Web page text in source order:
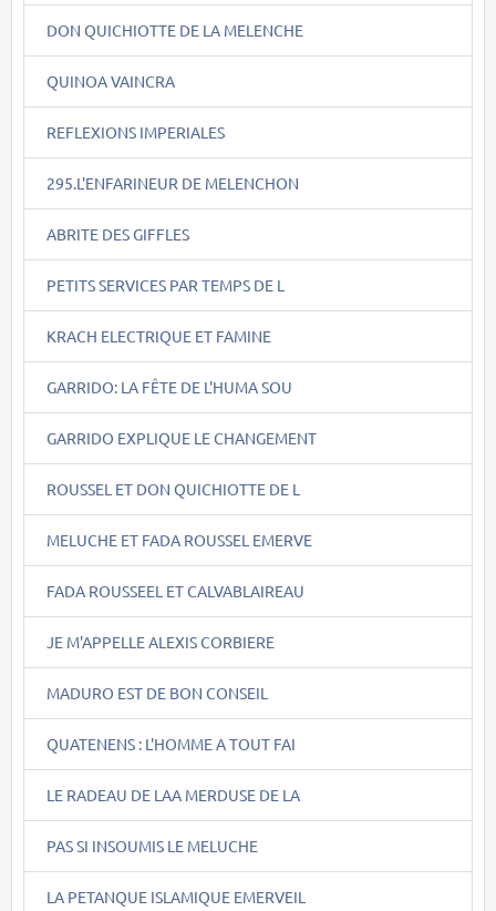
DON QUICHIOTTE DE LA MELENCHE
QUINOA VAINCRA
REFLEXIONS IMPERIALES
295.L'ENFARINEUR DE MELENCHON
ABRITE DES GIFFLES
PETITS SERVICES PAR TEMPS DE L
KRACH ELECTRIQUE ET FAMINE
GARRIDO: LA FÊTE DE L'HUMA SOU
GARRIDO EXPLIQUE LE CHANGEMENT
ROUSSEL ET DON QUICHIOTTE DE L
MELUCHE ET FADA ROUSSEL EMERVE
FADA ROUSSEEL ET CALVABLAIREAU
JE M'APPELLE ALEXIS CORBIERE
MADURO EST DE BON CONSEIL
QUATENENS : L'HOMME A TOUT FAI
LE RADEAU DE LAA MERDUSE DE LA
PAS SI INSOUMIS LE MELUCHE
LA PETANQUE ISLAMIQUE EMERVEIL